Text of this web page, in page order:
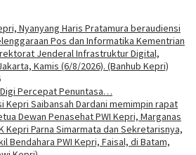
Percepat Penuntasa…